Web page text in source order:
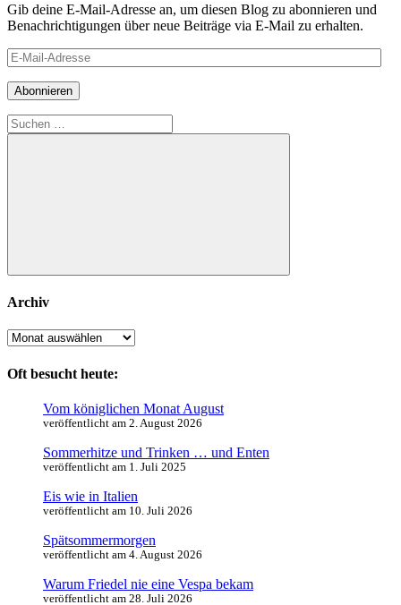
Gib deine E-Mail-Adresse an, um diesen Blog zu abonnieren und
Benachrichtigungen über neue Beiträge via E-Mail zu erhalten.
E-
Mail-
Adresse
Abonnieren
Suchen
nach:
Suchen
Archiv
Archiv
Oft besucht heute:
Vom königlichen Monat August
veröffentlicht am 2. August 2026
Sommerhitze und Trinken … und Enten
veröffentlicht am 1. Juli 2025
Eis wie in Italien
veröffentlicht am 10. Juli 2026
Spätsommermorgen
veröffentlicht am 4. August 2026
Warum Friedel nie eine Vespa bekam
veröffentlicht am 28. Juli 2026